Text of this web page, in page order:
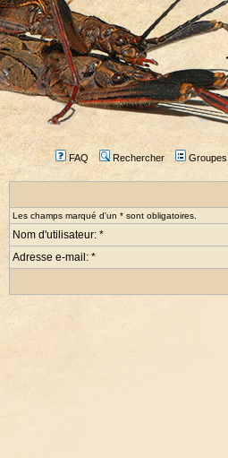
FAQ Rechercher
Les champs marqué d'un * sont obligatoires.
Nom d'utilisateur: *
Adresse e-mail: *